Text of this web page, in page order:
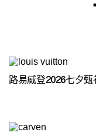
路易威登2026七夕甄